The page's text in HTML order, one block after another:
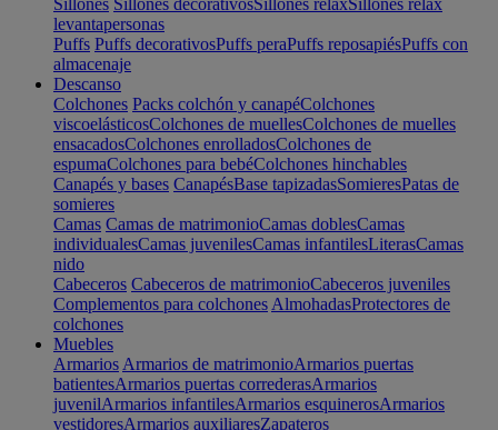
Sillones Sillones decorativosSillones relaxSillones relax
levantapersonas
Puffs Puffs decorativosPuffs peraPuffs reposapiésPuffs con
almacenaje
Descanso
Colchones Packs colchón y canapéColchones
viscoelásticosColchones de muellesColchones de muelles
ensacadosColchones enrolladosColchones de
espumaColchones para bebéColchones hinchables
Canapés y bases CanapésBase tapizadasSomieresPatas de
somieres
Camas Camas de matrimonioCamas doblesCamas
individualesCamas juvenilesCamas infantilesLiterasCamas
nido
Cabeceros Cabeceros de matrimonioCabeceros juveniles
Complementos para colchones AlmohadasProtectores de
colchones
Muebles
Armarios Armarios de matrimonioArmarios puertas
batientesArmarios puertas correderasArmarios
juvenilArmarios infantilesArmarios esquinerosArmarios
vestidoresArmarios auxiliaresZapateros